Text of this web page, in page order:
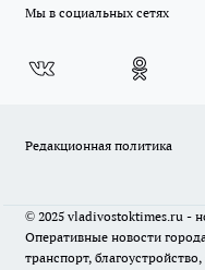
Мы в социальных сетях
Редакционная политика
© 2025 vladivostoktimes.ru -
Оперативные новости
транспорт,